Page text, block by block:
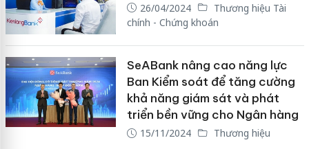
26/04/2024
Thương hiệu Tài
chính - Chứng khoán
SeABank nâng cao năng lực
Ban Kiểm soát để tăng cường
khả năng giám sát và phát
triển bền vững cho Ngân hàng
15/11/2024 Thương hiệu